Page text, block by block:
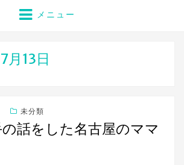
メニュー
月13日
未分類
話をした名古屋のママ